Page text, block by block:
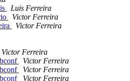
Luis Ferreira
Victor Ferreira
Victor Ferreira
Victor Ferreira
Victor Ferreira
Victor Ferreira
Victor Ferreira